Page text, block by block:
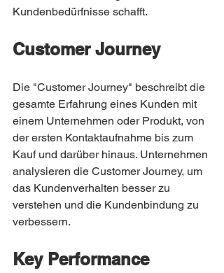
Kundenbedürfnisse schafft.
Customer Journey
Die "Customer Journey" beschreibt die
gesamte Erfahrung eines Kunden mit
einem Unternehmen oder Produkt, von
der ersten Kontaktaufnahme bis zum
Kauf und darüber hinaus. Unternehmen
analysieren die Customer Journey, um
das Kundenverhalten besser zu
verstehen und die Kundenbindung zu
verbessern.
Key Performance